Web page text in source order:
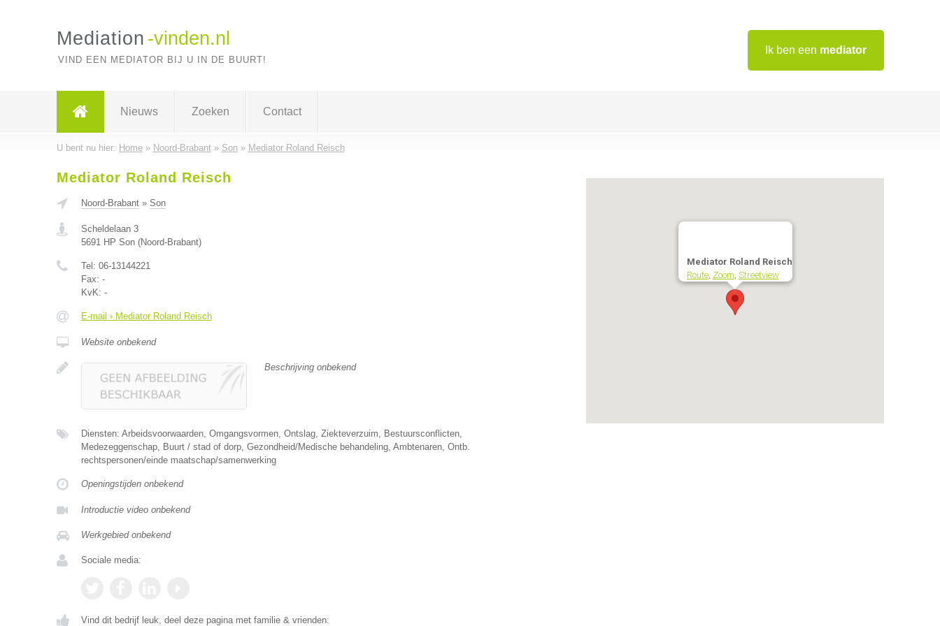
Ik ben een mediator
Mediation -vinden.nl
VIND EEN MEDIATOR BIJ U IN DE BUURT!
Nieuws Zoeken Contact
U bent nu hier: Home» Noord-Brabant» Son» Mediator Roland Reisch
Mediator Roland Reisch
Noord-Brabant» Son
Scheldelaan 3
5691 HP Son(Noord-Brabant)
Tel: 06-13144221
Fax: -
KvK: -
E-mail › Mediator Roland Reisch
Website onbekend
Beschrijving onbekend
Diensten: Arbeidsvoorwaarden, Omgangsvormen, Ontslag, Ziekteverzuim, Bestuursconflicten,
Medezeggenschap, Buurt / stad of dorp, Gezondheid/Medische behandeling, Ambtenaren, Ontb.
rechtspersonen/einde maatschap/samenwerking
Openingstijden onbekend
Introductie video onbekend
Werkgebied onbekend
Sociale media:
Vind dit bedrijf leuk, deel deze pagina met familie & vrienden:
Mediator Roland Reisch
Route, Zoom Streetview